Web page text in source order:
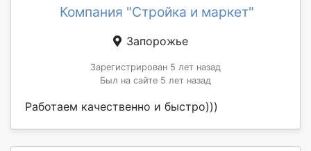
Компания "Стройка и маркет"
Запорожье
Зарегистрирован 5 лет назад
Был на сайте 5 лет назад
Работаем качественно и быстро)))